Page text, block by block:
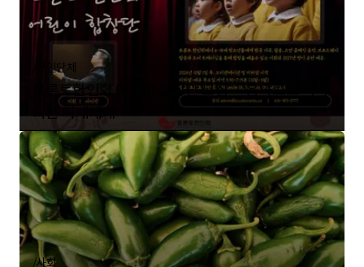
한인단체
토론토한인회 어린이 합창단 모집… 음악으로 하나
되는 미래세대
/사회